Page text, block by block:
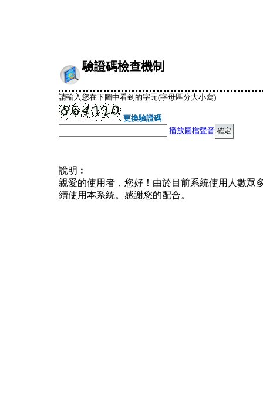
驗證碼檢查機制
請輸入您在下圖中看到的字元(字母區分大小寫)
更換驗證碼
播放圖檔聲音
說明︰
親愛的使用者，您好！由於目前系統使用人數眾
續使用本系統。感謝您的配合。